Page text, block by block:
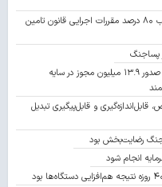
تأمین مالی تولید بدون فشار بر پایه پولی/ تصویب ۸۰ درصد مقررات اجرایی قانون تامین
پساجنگ
اتصال ۹۷ درصدی مجوزهای کشور به درگاه ملی/ صدور ۱۳.۹ میلیون مجوز در سایه
و قابل‌پیگیری تبدیل
جنگ رضایت‌بخش بود
انجام شود